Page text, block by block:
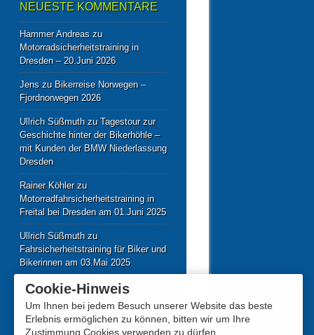
NEUESTE KOMMENTARE
Hammer Andreaszu
Motorradsicherheitstraining in
Dresden – 20.Juni 2026
Jenszu Bikerreise Norwegen –
Fjordnorwegen 2026
Ullrich Süßmuthzu Tagestour zur
Geschichte hinter der Bikerhöhle –
mit Kunden der BMW Niederlassung
Dresden
Rainer Köhlerzu
Motorradfahrsicherheitstraining in
Freital bei Dresden am 01.Juni 2025
Ullrich Süßmuthzu
Fahrsicherheitstraining für Biker und
Bikerinnen am 03.Mai 2025
Cookie-Hinweis
Um Ihnen bei jedem Besuch unserer Website das beste
Erlebnis ermöglichen zu können, bitten wir um Ihre
Zustimmung Cookies verwenden zu dürfen.